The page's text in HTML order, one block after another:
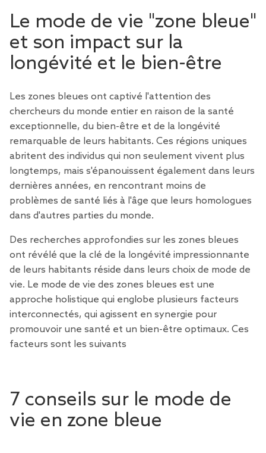
Le mode de vie "zone bleue"
et son impact sur la
longévité et le bien-être
Les zones bleues ont captivé l'attention des
chercheurs du monde entier en raison de la santé
exceptionnelle, du bien-être et de la longévité
remarquable de leurs habitants. Ces régions uniques
abritent des individus qui non seulement vivent plus
longtemps, mais s'épanouissent également dans leurs
dernières années, en rencontrant moins de
problèmes de santé liés à l'âge que leurs homologues
dans d'autres parties du monde.
Des recherches approfondies sur les zones bleues
ont révélé que la clé de la longévité impressionnante
de leurs habitants réside dans leurs choix de mode de
vie. Le mode de vie des zones bleues est une
approche holistique qui englobe plusieurs facteurs
interconnectés, qui agissent en synergie pour
promouvoir une santé et un bien-être optimaux. Ces
facteurs sont les suivants
7 conseils sur le mode de
vie en zone bleue